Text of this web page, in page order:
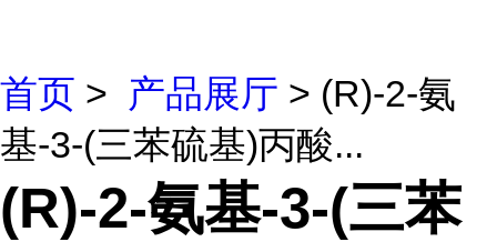
首页 > 产品展厅 > (R)-2-氨
基-3-(三苯硫基)丙酸...
(R)-2-氨基-3-(三苯